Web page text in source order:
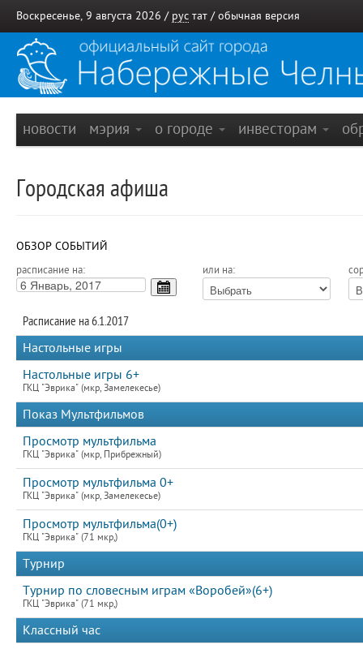
Воскресенье, 9 августа 2026 / рус тат / обычная версия
новости мэрия о городе инвесторам
Городская афиша
ОБЗОР СОБЫТИЙ
расписание на: или на:
Расписание на 6.1.2017
Настольные игры
Настольные игры 6+
ГКЦ "Эврика" (мкр, Замелекесье)
Показ Мультфильмов
Просмотр мультфильма
ГКЦ "Эврика" (мкр, Прибрежный)
Просмотр мультфильма 0+
ГКЦ "Эврика" (мкр, Замелекесье)
Просмотр мультфильма(0+)
ГКЦ "Эврика" (71 мкр,)
Турнир
Турнир по словесным играм «Воробей»(6+)
ГКЦ "Эврика" (71 мкр,)
Классный час